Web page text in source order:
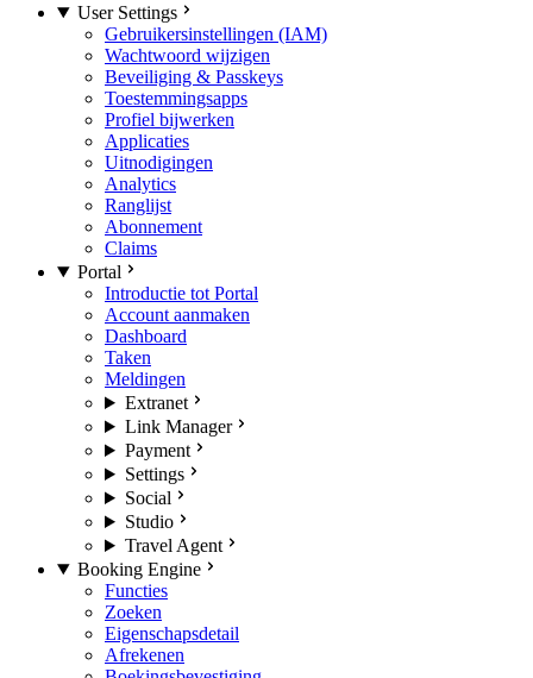
User Settings
Gebruikersinstellingen (IAM)
Wachtwoord wijzigen
Beveiliging & Passkeys
Toestemmingsapps
Profiel bijwerken
Applicaties
Uitnodigingen
Analytics
Ranglijst
Abonnement
Claims
Portal
Introductie tot Portal
Account aanmaken
Dashboard
Taken
Meldingen
Extranet
Link Manager
Payment
Settings
Social
Studio
Travel Agent
Booking Engine
Functies
Zoeken
Eigenschapsdetail
Afrekenen